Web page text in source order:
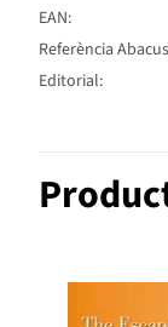
EAN:
Referència
Editorial: